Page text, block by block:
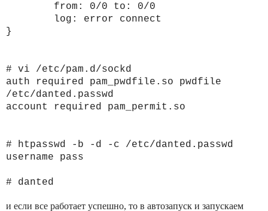
from: 0/0 to: 0/0
log: error connect
}
# vi /etc/pam.d/sockd
auth required pam_pwdfile.so pwdfile
/etc/danted.passwd
account required pam_permit.so
# htpasswd -b -d -c /etc/danted.passwd
username pass
# danted
и если все работает успешно, то в автозапуск и запускаем